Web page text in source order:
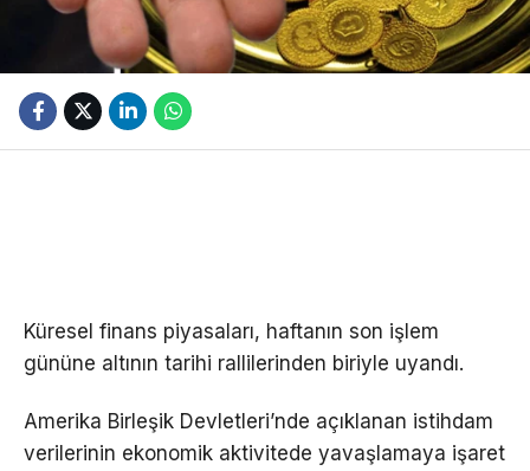
Küresel finans piyasaları, haftanın son işlem
gününe altının tarihi rallilerinden biriyle uyandı.
Amerika Birleşik Devletleri’nde açıklanan istihdam
verilerinin ekonomik aktivitede yavaşlamaya işaret